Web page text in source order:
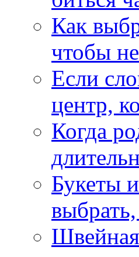
Как
чтобы
Если
центр,
Когда
Букеты
выбрать,
Швейная